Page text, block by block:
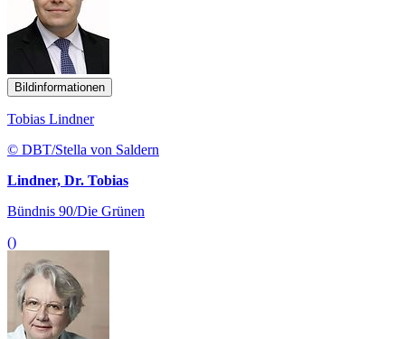
Bildinformationen
Tobias Lindner
© DBT/Stella von Saldern
Lindner, Dr. Tobias
Bündnis 90/Die Grünen
()